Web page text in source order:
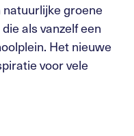
natuurlijke groene
als vanzelf een
Het nieuwe
voor vele